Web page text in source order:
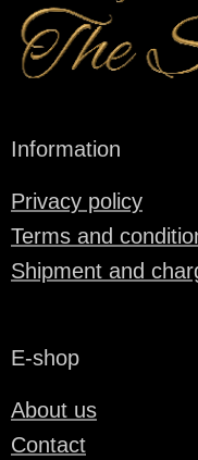
Information
Privacy policy
Terms and
Shipment and
E-shop
About us
Contact